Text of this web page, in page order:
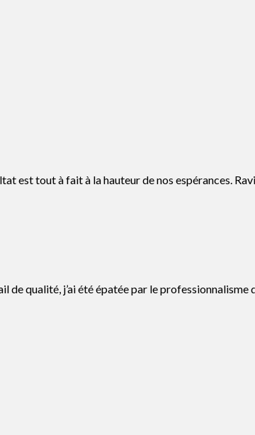
tout à fait à la hauteur de nos espérances.
qualité, j’ai été épatée par le professionnalisme